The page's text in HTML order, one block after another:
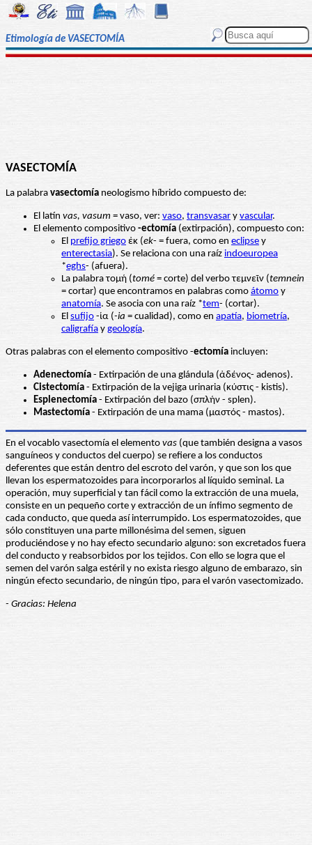
Etimología de VASECTOMÍA
VASECTOMÍA
La palabra vasectomía neologismo híbrido compuesto de:
El latín vas, vasum = vaso, ver: vaso, transvasar y vascular.
El elemento compositivo -ectomía (extirpación), compuesto con:
El prefijo griego ἐκ (ek- = fuera, como en eclipse y
enterectasia). Se relaciona con una raíz indoeuropea
*eghs- (afuera).
La palabra τομή (tomé = corte) del verbo τεμνεῖν (temnein
= cortar) que encontramos en palabras como átomo y
anatomía. Se asocia con una raíz *tem- (cortar).
El sufijo -ία (-ia = cualidad), como en apatía, biometría,
caligrafía y geología.
Otras palabras con el elemento compositivo -ectomía incluyen:
Adenectomía - Extirpación de una glándula (ἀδένος- adenos).
Cistectomía - Extirpación de la vejiga urinaria (κύστις - kistis).
Esplenectomía - Extirpación del bazo (σπλήν - splen).
Mastectomía - Extirpación de una mama (μαστός - mastos).
En el vocablo vasectomía el elemento vas (que también designa a vasos
sanguíneos y conductos del cuerpo) se refiere a los conductos
deferentes que están dentro del escroto del varón, y que son los que
llevan los espermatozoides para incorporarlos al líquido seminal. La
operación, muy superficial y tan fácil como la extracción de una muela,
consiste en un pequeño corte y extracción de un ínfimo segmento de
cada conducto, que queda así interrumpido. Los espermatozoides, que
sólo constituyen una parte millonésima del semen, siguen
produciéndose y no hay efecto secundario alguno: son excretados fuera
del conducto y reabsorbidos por los tejidos. Con ello se logra que el
semen del varón salga estéril y no exista riesgo alguno de embarazo, sin
ningún efecto secundario, de ningún tipo, para el varón vasectomizado.
- Gracias: Helena